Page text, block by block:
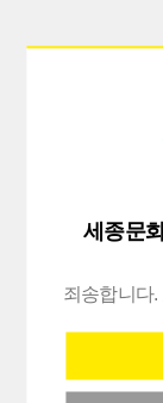
세종문
죄송합니다